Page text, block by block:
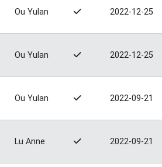
Ou Yulan 2022-12-25
Ou Yulan 2022-12-25
Ou Yulan 2022-09-21
Lu Anne 2022-09-21